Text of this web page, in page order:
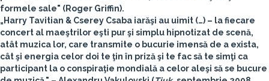
formele sale" (Roger Griffin).
„Harry Tavitian & Cserey Csaba iarăşi au uimit (…) – la fiecare
concert al maeştrilor eşti pur şi simplu hipnotizat de scenă,
atât muzica lor, care transmite o bucurie imensă de a exista,
cât şi energia celor doi te ţin în priză şi te fac să te simţi ca
participant la o conspiraţie mondială a celor aleşi să se bucure